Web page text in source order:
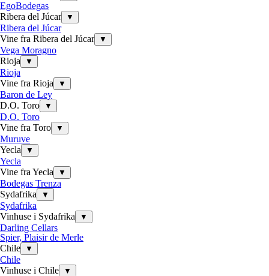
EgoBodegas
Ribera del Júcar
▼
Ribera del Júcar
Vine fra Ribera del Júcar
▼
Vega Moragno
Rioja
▼
Rioja
Vine fra Rioja
▼
Baron de Ley
D.O. Toro
▼
D.O. Toro
Vine fra Toro
▼
Muruve
Yecla
▼
Yecla
Vine fra Yecla
▼
Bodegas Trenza
Sydafrika
▼
Sydafrika
Vinhuse i Sydafrika
▼
Darling Cellars
Spier, Plaisir de Merle
Chile
▼
Chile
Vinhuse i Chile
▼